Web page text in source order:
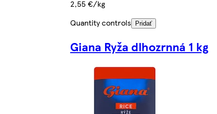
2,55 €/kg
Quantity controls
Pridať
Giana Ryža dlhozrnná 1 kg